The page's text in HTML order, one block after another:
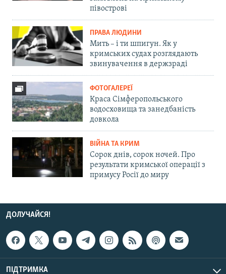
півострові
ПРАВА ЛЮДИНИ
Мить – і ти шпигун. Як у
кримських судах розглядають
звинувачення в держзраді
ФОТОГАЛЕРЕЇ
Краса Сімферопольського
водосховища та занедбаність
довкола
ВІЙНА ТА КРИМ
Сорок днів, сорок ночей. Про
результати кримської операції з
примусу Росії до миру
ДОЛУЧАЙСЯ!
ПІДТРИМКА